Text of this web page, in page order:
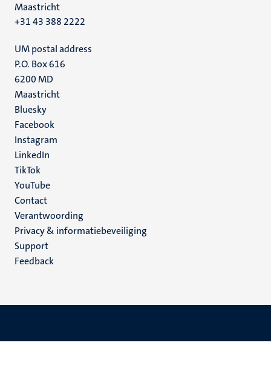
Maastricht
+31 43 388 2222
UM postal address
P.O. Box 616
6200 MD
Maastricht
Social
media
Bluesky
Facebook
Instagram
LinkedIn
TikTok
YouTube
Menu
footer
(NL)
Contact
Verantwoording
Privacy & informatiebeveiliging
Support
Feedback